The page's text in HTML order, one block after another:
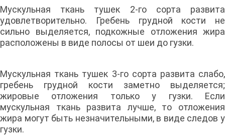
Мускульная ткань тушек 2-го сорта развита
удовлетворительно. Гребень грудной кости не
сильно выделяется, подкожные отложения жира
расположены в виде полосы от шеи до гузки.
Мускульная ткань тушек 3-го сорта развита слабо,
гребень грудной кости заметно выделяется;
жировые отложения только у гузки. Если
мускульная ткань развита лучше, то отложения
жира могут быть незначительными, в виде следов у
гузки.